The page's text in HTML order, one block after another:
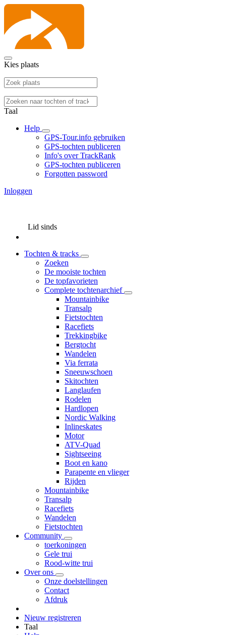
Kies plaats
Taal
Help
GPS-Tour.info gebruiken
GPS-tochten publiceren
Info's over TrackRank
GPS-tochten publiceren
Forgotten password
Inloggen
Lid sinds
Tochten & tracks
Zoeken
De mooiste tochten
De topfavorieten
Complete tochtenarchief
Mountainbike
Transalp
Fietstochten
Racefiets
Trekkingbike
Bergtocht
Wandelen
Via ferrata
Sneeuwschoen
Skitochten
Langlaufen
Rodelen
Hardlopen
Nordic Walking
Inlineskates
Motor
ATV-Quad
Sightseeing
Boot en kano
Parapente en vlieger
Rijden
Mountainbike
Transalp
Racefiets
Wandelen
Fietstochten
Community
toerkoningen
Gele trui
Rood-witte trui
Over ons
Onze doelstellingen
Contact
Afdruk
Nieuw registreren
Taal